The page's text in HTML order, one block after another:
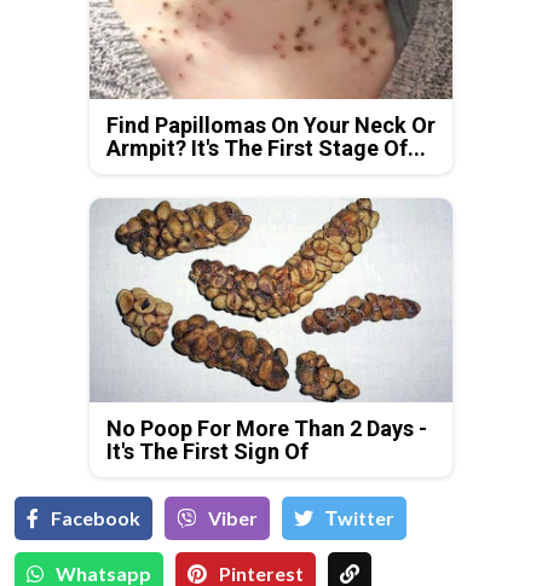
Find Papillomas On Your Neck Or
Armpit? It's The First Stage Of...
No Poop For More Than 2 Days -
It's The First Sign Of
Facebook Viber Тwitter
Whatsapp Pinterest